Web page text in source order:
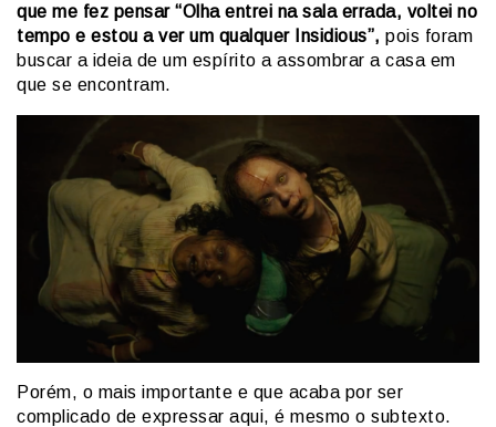
que me fez pensar “Olha entrei na sala errada, voltei no
tempo e estou a ver um qualquer Insidious”, pois foram
buscar a ideia de um espírito a assombrar a casa em
que se encontram.
Porém, o mais importante e que acaba por ser
complicado de expressar aqui, é mesmo o subtexto.